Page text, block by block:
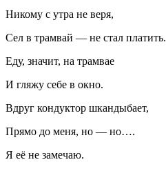
Никому с утра не веря,
Сел в трамвай — не стал платить.
Еду, значит, на трамвае
И гляжу себе в окно.
Вдруг кондуктор шкандыбает,
Прямо до меня, но — но….
Я её не замечаю.